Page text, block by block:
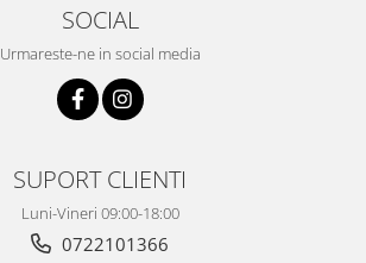
SOCIAL
Urmareste-ne in social media
SUPORT CLIENTI
Luni-Vineri 09:00-18:00
0722101366